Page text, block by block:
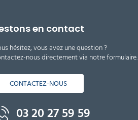
en contact
hésitez, vous avez une question ?
nous directement via notre formulaire.
CONTACTEZ-NOUS
03 20 27 59 59